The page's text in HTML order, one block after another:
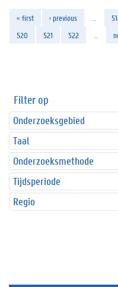
« first ‹ previous
520
521 522
Filter op
Onderzoeksgebied
Taal
Onderzoeksmethode
Tijdsperiode
Regio